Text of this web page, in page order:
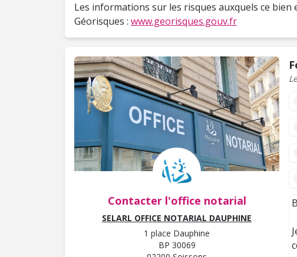
Les informations sur les risques auxquels ce
Géorisques : www.georisques.gouv.fr
Contacter l'office notarial
SELARL OFFICE NOTARIAL DAUPHINE
1 place Dauphine
BP 30069